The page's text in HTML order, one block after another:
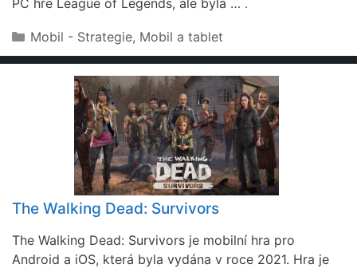
PC hře League of Legends, ale byla … .
Rubriky
Mobil - Strategie, Mobil a tablet
The Walking Dead: Survivors
The Walking Dead: Survivors je mobilní hra pro
Android a iOS, která byla vydána v roce 2021. Hra je